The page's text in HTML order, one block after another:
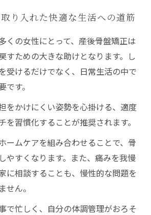
り入れた快適な生活への道筋
くの女性にとって、産後骨盤矯正は
すための大きな助けとなります。し
受けるだけでなく、日常生活の中で
す。
をかけにくい姿勢を心掛ける、適度
を習慣化することが推奨されます。
ームケアを組み合わせることで、骨
やすくなります。また、痛みを我慢
に相談することも、慢性的な問題を
せん。
で忙しく、自分の体調管理がおろそ